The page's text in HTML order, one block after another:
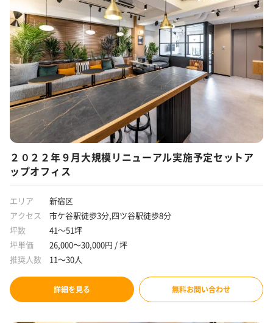
２０２２年９月大規模リニューアル実施予定セットア
ップオフィス
エリア
新宿区
アクセス
市ケ谷駅徒歩3分,四ツ谷駅徒歩8分
坪数
41～51坪
坪単価
26,000～30,000円 / 坪
推奨人数
11～30人
詳細を見る 無料お問い合わせ